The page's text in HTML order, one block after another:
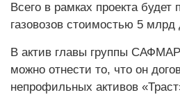
Всего в рамках проекта будет
газовозов стоимостью 5 млрд
В актив главы группы
можно отнести то, что он
непрофильных активов